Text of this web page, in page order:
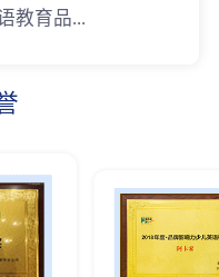
教育品...